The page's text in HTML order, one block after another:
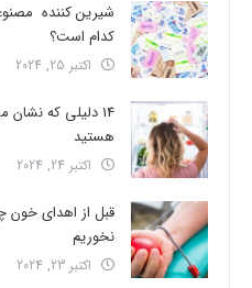
شیرین کننده
کدام است؟
اکتبر 25, 2024
14 دلیلی که
هستید
اکتبر 24, 2024
قبل از اهدای
نخوریم
اکتبر 23, 2024